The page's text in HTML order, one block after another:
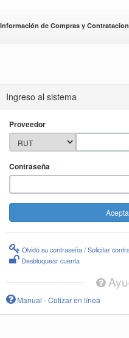
de Compras y
Ingreso al sistema
Proveedor
Contraseña
Olvidó su contraseña / Solicitar
Desbloquear cuenta
Manual - Cotizar en línea